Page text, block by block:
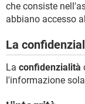
che consiste
abbiano accesso
La
La confidenzialità
l'informazione